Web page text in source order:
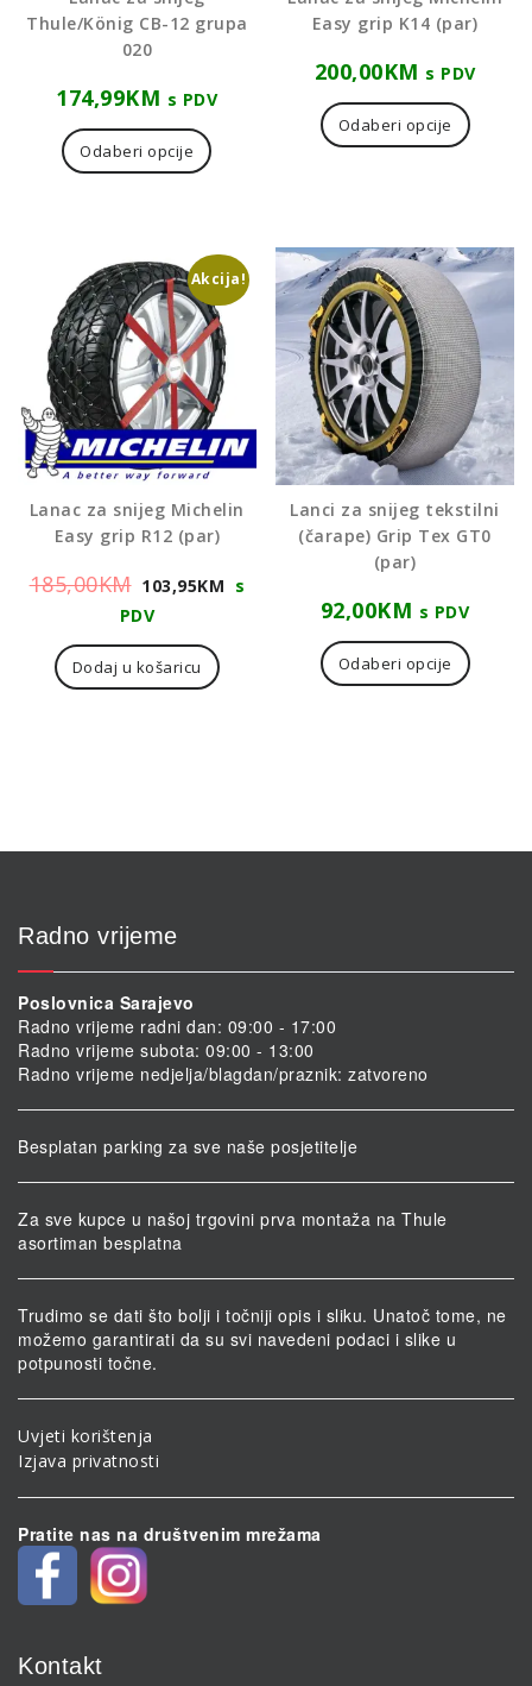
Thule/König CB-12 grupa
020
174,99KM s PDV
Odaberi opcije
Easy grip K14 (par)
200,00KM s PDV
Odaberi opcije
mogu
na
stranici
Akcija!
Lanac za snijeg Michelin
Easy grip R12 (par)
185,00KM Izvorna
cijena
bila
je:
103,95KM Trenutna
103,95KM.
s
PDV
Dodaj u košaricu
Lanci za snijeg tekstilni
(čarape) Grip Tex GT0
(par)
92,00KM s PDV
Odaberi opcije
na
Radno vrijeme
Poslovnica Sarajevo
Radno vrijeme radni dan: 09:00 - 17:00
Radno vrijeme subota: 09:00 - 13:00
Radno vrijeme nedjelja/blagdan/praznik: zatvoreno
Besplatan parking za sve naše posjetitelje
Za sve kupce u našoj trgovini prva montaža na Thule
asortiman besplatna
Trudimo se dati što bolji i točniji opis i sliku. Unatoč tome, ne
možemo garantirati da su svi navedeni podaci i slike u
potpunosti točne.
Uvjeti korištenja
Izjava privatnosti
Pratite nas na društvenim mrežama
Kontakt